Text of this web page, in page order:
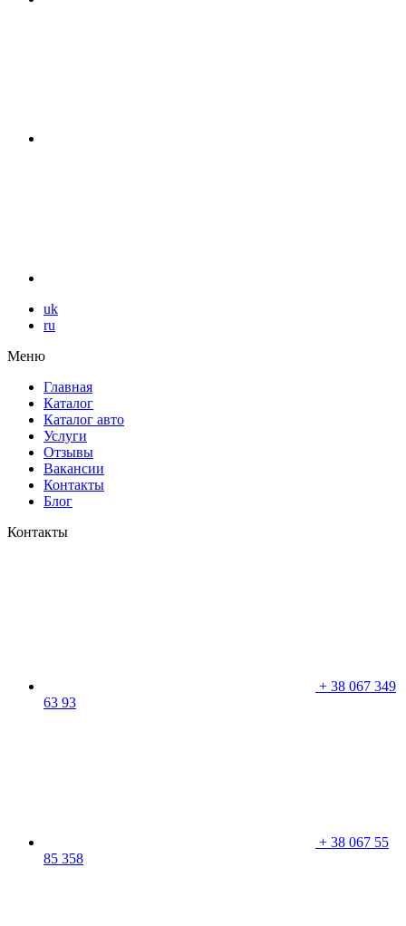
uk
ru
Меню
Главная
Каталог
Каталог авто
Услуги
Отзывы
Вакансии
Контакты
Блог
Контакты
+ 38 067 349
63 93
+ 38 067 55
85 358